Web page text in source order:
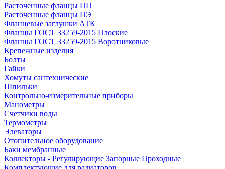
Расточенные фланцы ПП
Расточенные фланцы ПЭ
Фланцевые заглушки АТК
Фланцы ГОСТ 33259-2015 Плоские
Фланцы ГОСТ 33259-2015 Воротниковые
Крепежные изделия
Болты
Гайки
Хомуты сантехнические
Шпильки
Контрольно-измерительные приборы
Манометры
Счетчики воды
Термометры
Элеваторы
Отопительное оборудование
Баки мембранные
Коллекторы - Регулирующие Запорные Проходные